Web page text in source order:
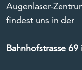
Augenlaser-
findest uns in der
Bahnhofstrasse 69